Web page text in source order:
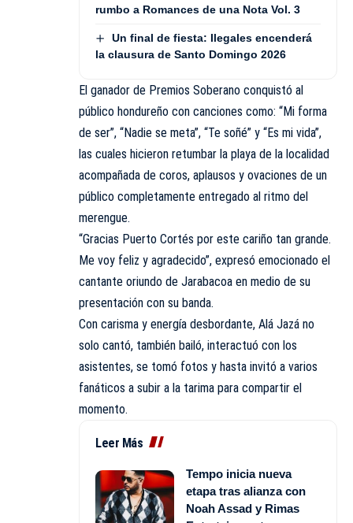
rumbo a Romances de una Nota Vol. 3
Un final de fiesta: Ilegales encenderá
la clausura de Santo Domingo 2026
El ganador de Premios Soberano conquistó al
público hondureño con canciones como: “Mi forma
de ser”, “Nadie se meta”, “Te soñé” y “Es mi vida”,
las cuales hicieron retumbar la playa de la localidad
acompañada de coros, aplausos y ovaciones de un
público completamente entregado al ritmo del
merengue.
“Gracias Puerto Cortés por este cariño tan grande.
Me voy feliz y agradecido”, expresó emocionado el
cantante oriundo de Jarabacoa en medio de su
presentación con su banda.
Con carisma y energía desbordante, Alá Jazá no
solo cantó, también bailó, interactuó con los
asistentes, se tomó fotos y hasta invitó a varios
fanáticos a subir a la tarima para compartir el
momento.
Leer Más
Tempo inicia nueva
etapa tras alianza con
Noah Assad y Rimas